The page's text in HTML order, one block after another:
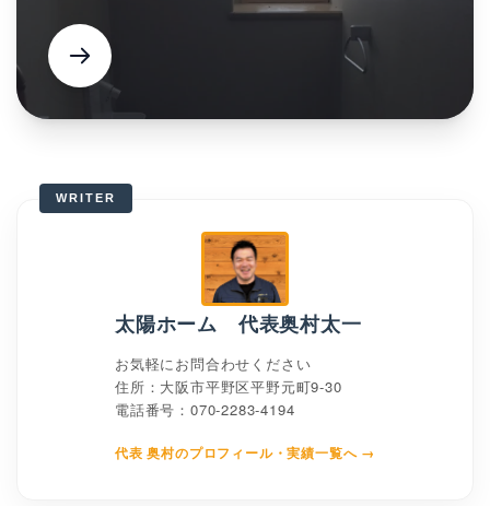
WRITER
太陽ホーム 代表奥村太一
お気軽にお問合わせください
住所：大阪市平野区平野元町9-30
電話番号：070-2283-4194
代表 奥村のプロフィール・実績一覧へ →